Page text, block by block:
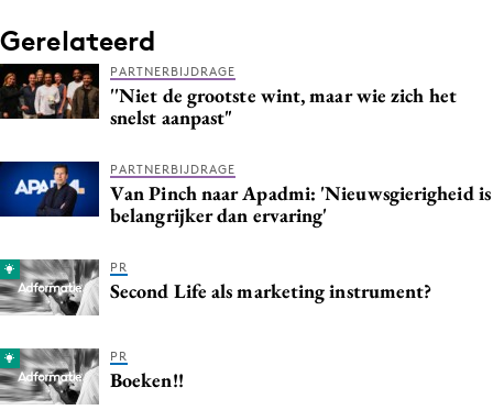
Gerelateerd
PARTNERBIJDRAGE
''Niet de grootste wint, maar wie zich het
snelst aanpast"
PARTNERBIJDRAGE
Van Pinch naar Apadmi: 'Nieuwsgierigheid is
belangrijker dan ervaring'
PR
Second Life als marketing instrument?
PR
Boeken!!